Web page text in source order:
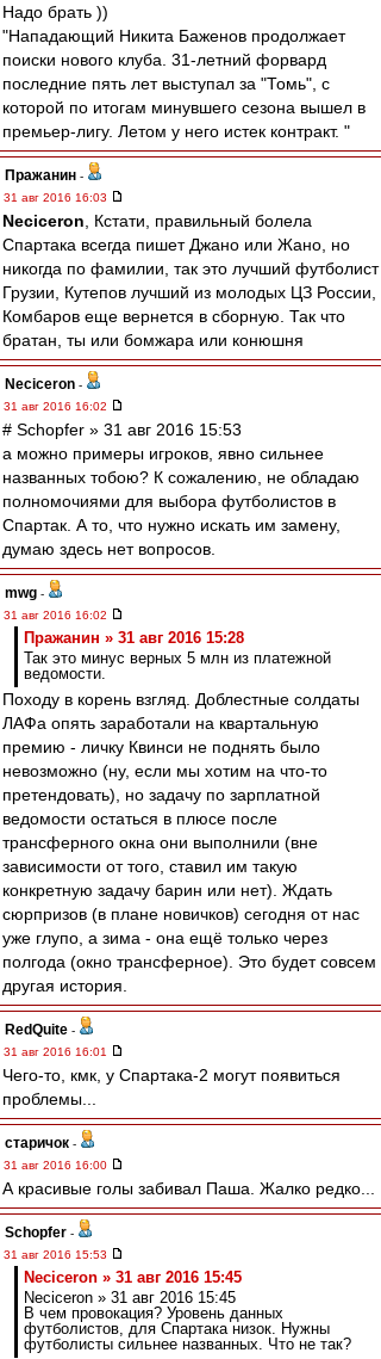
Надо брать ))
"Нападающий Никита Баженов продолжает
поиски нового клуба. 31-летний форвард
последние пять лет выступал за "Томь", с
которой по итогам минувшего сезона вышел в
премьер-лигу. Летом у него истек контракт. "
Пражанин -
31 авг 2016 16:03
Neciceron , Кстати, правильный болела
Спартака всегда пишет Джано или Жано, но
никогда по фамилии, так это лучший футболист
Грузии, Кутепов лучший из молодых ЦЗ России,
Комбаров еще вернется в сборную. Так что
братан, ты или бомжара или конюшня
Neciceron -
31 авг 2016 16:02
# Schopfer » 31 авг 2016 15:53
а можно примеры игроков, явно сильнее
названных тобою? К сожалению, не обладаю
полномочиями для выбора футболистов в
Спартак. А то, что нужно искать им замену,
думаю здесь нет вопросов.
mwg -
31 авг 2016 16:02
Пражанин » 31 авг 2016 15:28
Так это минус верных 5 млн из платежной
ведомости.
Походу в корень взгляд. Доблестные солдаты
ЛАФа опять заработали на квартальную
премию - личку Квинси не поднять было
невозможно (ну, если мы хотим на что-то
претендовать), но задачу по зарплатной
ведомости остаться в плюсе после
трансферного окна они выполнили (вне
зависимости от того, ставил им такую
конкретную задачу барин или нет). Ждать
сюрпризов (в плане новичков) сегодня от нас
уже глупо, а зима - она ещё только через
полгода (окно трансферное). Это будет совсем
другая история.
RedQuite -
31 авг 2016 16:01
Чего-то, кмк, у Спартака-2 могут появиться
проблемы...
старичок -
31 авг 2016 16:00
А красивые голы забивал Паша. Жалко редко...
Schopfer -
31 авг 2016 15:53
Neciceron » 31 авг 2016 15:45
Neciceron » 31 авг 2016 15:45
В чем провокация? Уровень данных
футболистов, для Спартака низок. Нужны
футболисты сильнее названных. Что не так?